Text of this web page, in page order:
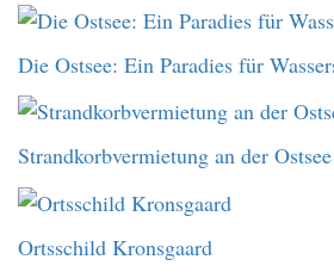
Die Ostsee: Ein Paradies für
Strandkorbvermietung an der Ostsee
Ortsschild Kronsgaard